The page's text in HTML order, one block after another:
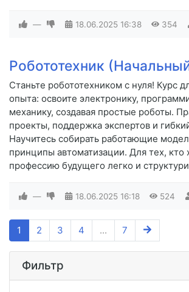
— 18.06.2025 16:38 354
Робототехник
Станьте робототехником с нуля! Курс
опыта: освоите электронику,
механику, создавая простые роботы.
проекты, поддержка экспертов и
Научитесь собирать работающие
принципы автоматизации. Для тех, кто
профессию будущего легко и
— 18.06.2025 16:18 524
1 2 3 4 ... 7
Фильтр